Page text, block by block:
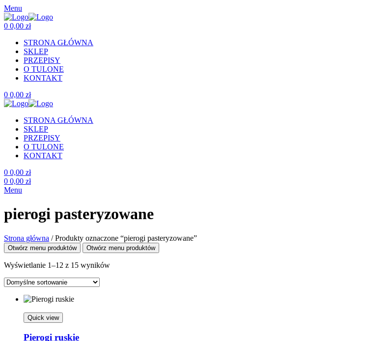
Menu
0 0,00 zł
STRONA GŁÓWNA
SKLEP
PRZEPISY
O TULONE
KONTAKT
0 0,00 zł
STRONA GŁÓWNA
SKLEP
PRZEPISY
O TULONE
KONTAKT
0 0,00 zł
0 0,00 zł
Menu
pierogi pasteryzowane
Strona główna /Produkty oznaczone “pierogi pasteryzowane”
Otwórz menu produktów Otwórz menu produktów
Wyświetlanie 1–12 z 15 wyników
Quick view
Pierogi ruskie